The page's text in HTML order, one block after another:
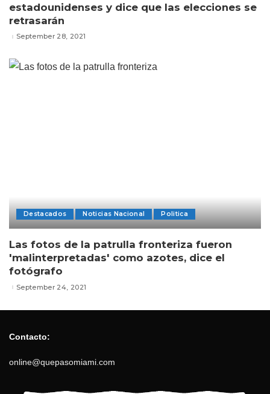
estadounidenses y dice que las elecciones se
retrasarán
September 28, 2021
Destacados Noticias Nacional Politica
Las fotos de la patrulla fronteriza fueron
'malinterpretadas' como azotes, dice el
fotógrafo
September 24, 2021
Contacto:
online@quepasomiami.com